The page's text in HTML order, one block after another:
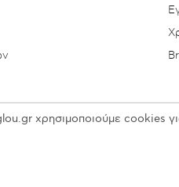
χρησιμοποιούμε cookies